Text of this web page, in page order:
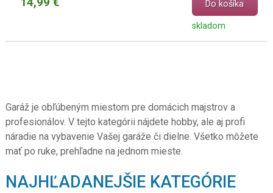
Do košíka
skladom
Garáž je obľúbeným miestom pre domácich majstrov a
profesionálov. V tejto kategórii nájdete hobby, ale aj profi
náradie na vybavenie Vašej garáže či dielne. Všetko môžete
mať po ruke, prehľadne na jednom mieste.
NAJHĽADANEJŠIE KATEGÓRIE